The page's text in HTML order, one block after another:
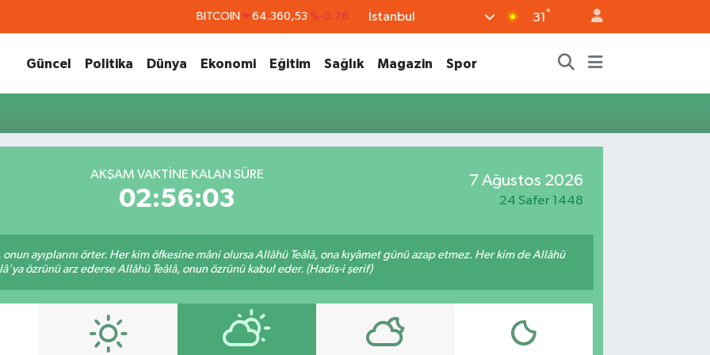
BITCOIN 64.360,53 %-0.76
55,0265 %0.01
GRAM ALTIN 6618.49 %2.12
İstanbul 31 °
Güncel Politika Dünya Ekonomi Eğitim Sağlık Magazin Spor
AKŞAM VAKTINE KALAN SÜRE
02:56:02
7 Ağustos 2026
24 Safer 1448
ayıplarını örter. Her kim öfkesine mâni olursa Allâhü Teâlâ, ona kıyâmet günü azap etmez. Her kim de Allâhü
özrünü arz ederse Allâhü Teâlâ, onun özrünü kabul eder. (Hadis-i şerif)